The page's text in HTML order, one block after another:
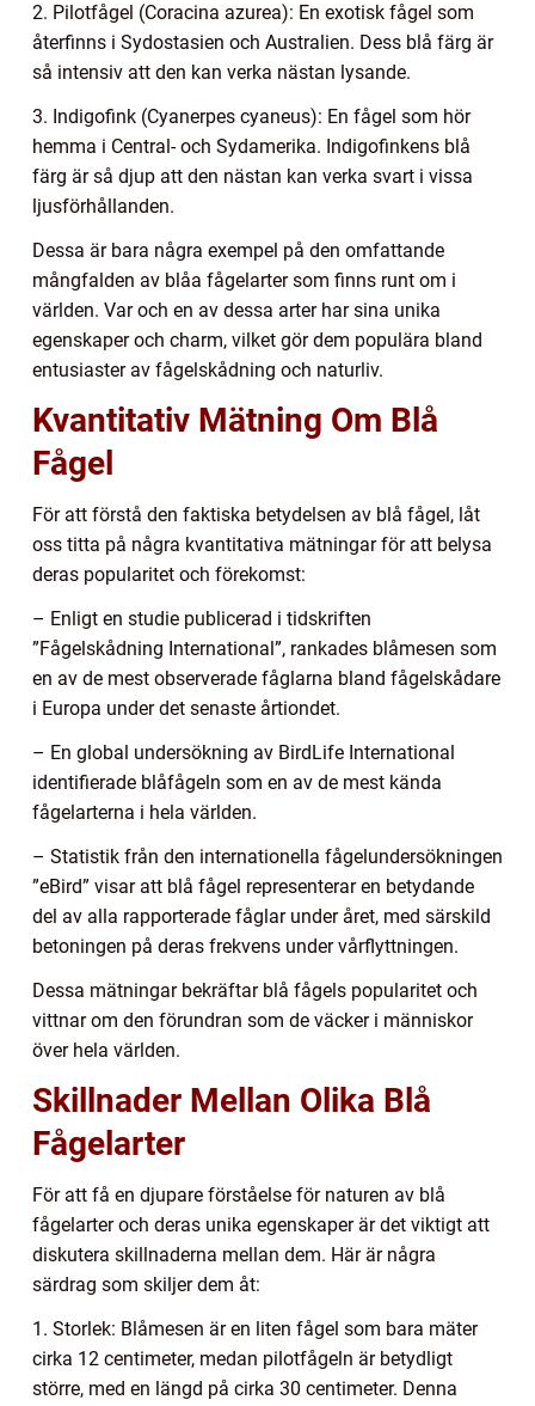
2. Pilotfågel (Coracina azurea): En exotisk fågel som
återfinns i Sydostasien och Australien. Dess blå färg är
så intensiv att den kan verka nästan lysande.
3. Indigofink (Cyanerpes cyaneus): En fågel som hör
hemma i Central- och Sydamerika. Indigofinkens blå
färg är så djup att den nästan kan verka svart i vissa
ljusförhållanden.
Dessa är bara några exempel på den omfattande
mångfalden av blåa fågelarter som finns runt om i
världen. Var och en av dessa arter har sina unika
egenskaper och charm, vilket gör dem populära bland
entusiaster av fågelskådning och naturliv.
Kvantitativ Mätning Om Blå
Fågel
För att förstå den faktiska betydelsen av blå fågel, låt
oss titta på några kvantitativa mätningar för att belysa
deras popularitet och förekomst:
– Enligt en studie publicerad i tidskriften
”Fågelskådning International”, rankades blåmesen som
en av de mest observerade fåglarna bland fågelskådare
i Europa under det senaste årtiondet.
– En global undersökning av BirdLife International
identifierade blåfågeln som en av de mest kända
fågelarterna i hela världen.
– Statistik från den internationella fågelundersökningen
”eBird” visar att blå fågel representerar en betydande
del av alla rapporterade fåglar under året, med särskild
betoningen på deras frekvens under vårflyttningen.
Dessa mätningar bekräftar blå fågels popularitet och
vittnar om den förundran som de väcker i människor
över hela världen.
Skillnader Mellan Olika Blå
Fågelarter
För att få en djupare förståelse för naturen av blå
fågelarter och deras unika egenskaper är det viktigt att
diskutera skillnaderna mellan dem. Här är några
särdrag som skiljer dem åt:
1. Storlek: Blåmesen är en liten fågel som bara mäter
cirka 12 centimeter, medan pilotfågeln är betydligt
större, med en längd på cirka 30 centimeter. Denna